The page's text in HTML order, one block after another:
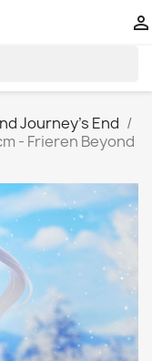

Journey's End
- Frieren Beyond